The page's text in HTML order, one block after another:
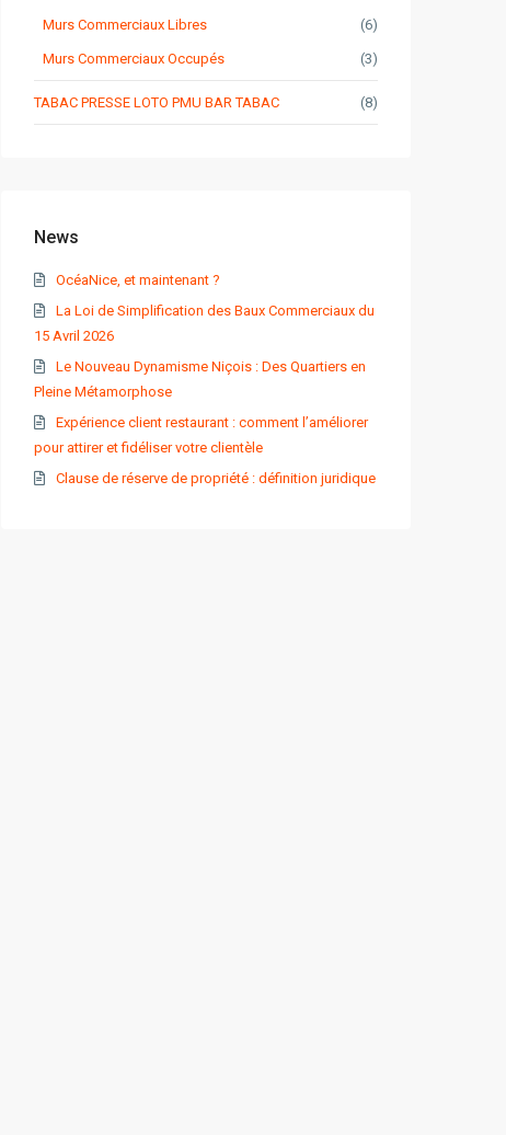
Murs Commerciaux Libres (6)
Murs Commerciaux Occupés (3)
TABAC PRESSE LOTO PMU BAR TABAC (8)
News
OcéaNice, et maintenant ?
La Loi de Simplification des Baux Commerciaux du
15 Avril 2026
Le Nouveau Dynamisme Niçois : Des Quartiers en
Pleine Métamorphose
Expérience client restaurant : comment l’améliorer
pour attirer et fidéliser votre clientèle
Clause de réserve de propriété : définition juridique